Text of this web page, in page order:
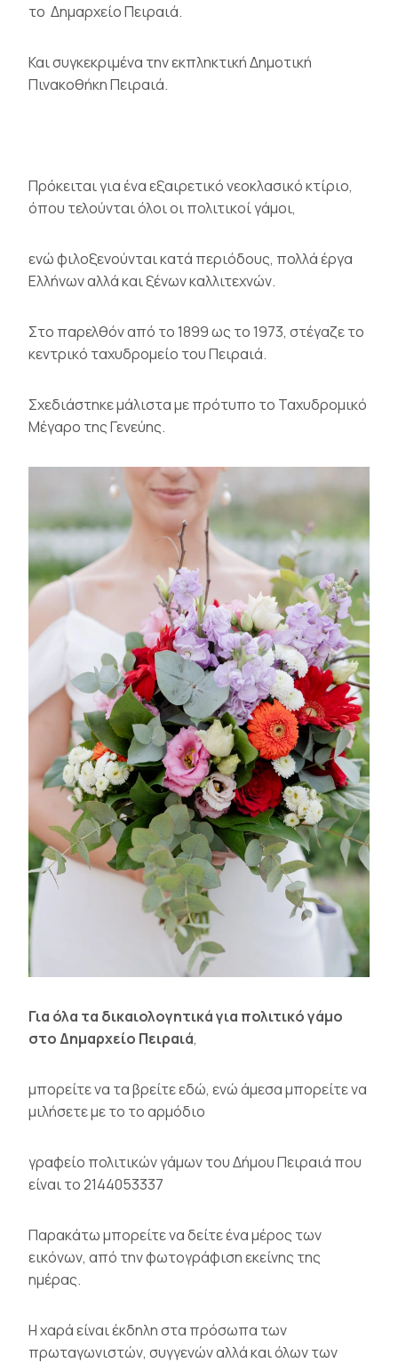
το Δημαρχείο Πειραιά.
Και συγκεκριμένα την εκπληκτικήΔημοτική
Πινακοθήκη Πειραιά.
Πρόκειται για ένα εξαιρετικό νεοκλασικό κτίριο,
όπου τελούνται όλοι οι πολιτικοί γάμοι,
ενώ φιλοξενούνται κατά περιόδους, πολλά έργα
Ελλήνων αλλά και ξένων καλλιτεχνών.
Στο παρελθόν από το 1899 ως το 1973, στέγαζε το
κεντρικό ταχυδρομείο του Πειραιά.
Σχεδιάστηκε μάλιστα με πρότυπο το Ταχυδρομικό
Μέγαρο της Γενεύης.
Για όλα τα δικαιολογητικά για πολιτικό γάμο
στο Δημαρχείο Πειραιά,
μπορείτε να τα βρείτεεδώ, ενώ άμεσα μπορείτε να
μιλήσετε με το το αρμόδιο
γραφείο πολιτικών γάμων του Δήμου Πειραιά που
είναι το2144053337
Παρακάτω μπορείτε να δείτε ένα μέρος των
εικόνων, από την φωτογράφιση εκείνης της
ημέρας.
Η χαρά είναι έκδηλη στα πρόσωπα των
πρωταγωνιστών, συγγενών αλλά και όλων των